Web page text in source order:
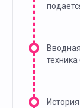
техника